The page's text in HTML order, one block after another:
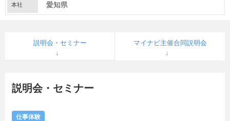
本社 愛知県
説明会・セミナー マイナビ主催合同説明会
説明会・セミナー
仕事体験